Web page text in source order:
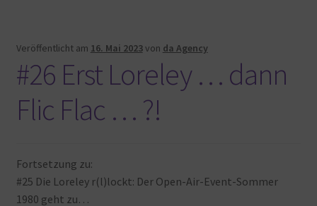
Veröffentlicht am 16. Mai 2023von da Agency
#26 Erst Loreley … dann
Flic Flac … ?!
Fortsetzung zu:
#25 Die Loreley r(l)lockt: Der Open-Air-Event-Sommer
1980 geht zu…